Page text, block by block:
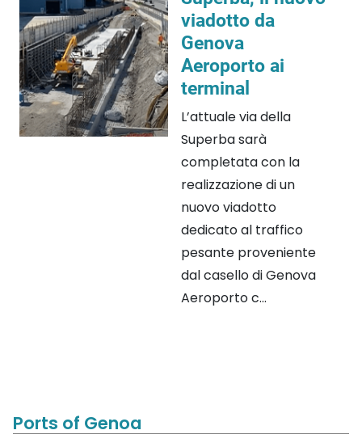
viadotto da
Genova
Aeroporto ai
terminal
L’attuale via della
Superba sarà
completata con la
realizzazione di un
nuovo viadotto
dedicato al traffico
pesante proveniente
dal casello di Genova
Aeroporto c...
Ports of Genoa